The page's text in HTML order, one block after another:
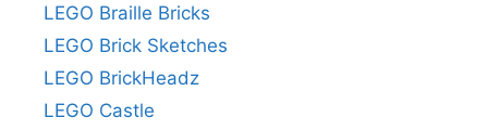
LEGO Braille Bricks
LEGO Brick Sketches
LEGO BrickHeadz
LEGO Castle